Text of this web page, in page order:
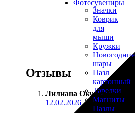
Фотоcувениры
Значки
Коврик
для
мыши
Кружки
Новогодние
шары
Пазл
картонный
Тарелки
Магниты
Пазлы
Отзывы
Лилиана Окулова :
12.02.2026